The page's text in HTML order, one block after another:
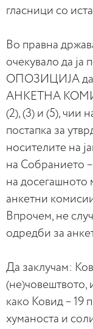
гласници со
Во правна
очекувало да
ОПОЗИЦИЈА да
АНКЕТНА
(2), (3) и (5), чии
постапка за
носителите на
на Собранието –
на досегашното
анкетни
Впрочем, не
одредби за
Да заклучам:
(не)човештвото,
како Ковид – 19
хуманоста и